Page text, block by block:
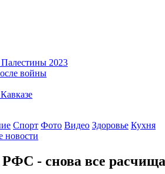
2023
войны
Спорт Фото Видео Здоровье Кухня
новости
- снова все